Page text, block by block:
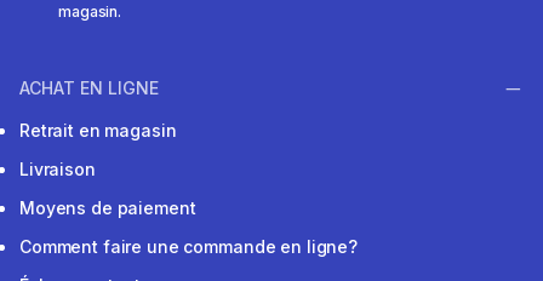
magasin.
ACHAT EN LIGNE
Retrait en magasin
Livraison
Moyens de paiement
Comment faire une commande en ligne?